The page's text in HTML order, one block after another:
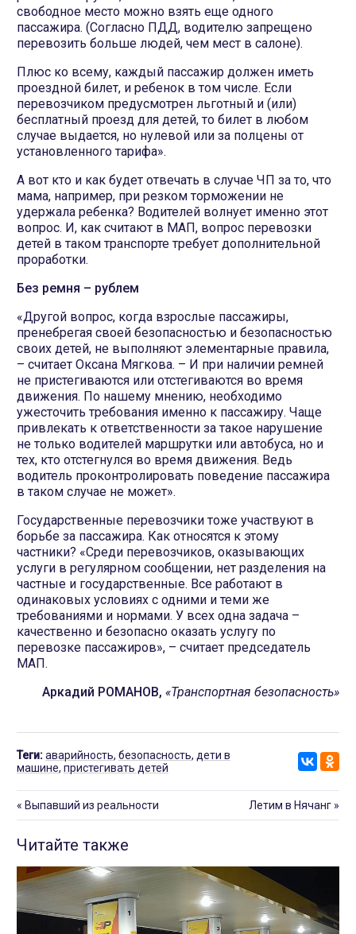
свободное место можно взять еще одного
пассажира. (Согласно ПДД, водителю запрещено
перевозить больше людей, чем мест в салоне).
Плюс ко всему, каждый пассажир должен иметь
проездной билет, и ребенок в том числе. Если
перевозчиком предусмотрен льготный и (или)
бесплатный проезд для детей, то билет в любом
случае выдается, но нулевой или за полцены от
установленного тарифа».
А вот кто и как будет отвечать в случае ЧП за то, что
мама, например, при резком торможении не
удержала ребенка? Водителей волнует именно этот
вопрос. И, как считают в МАП, вопрос перевозки
детей в таком транспорте требует дополнительной
проработки.
Без ремня – рублем
«Другой вопрос, когда взрослые пассажиры,
пренебрегая своей безопасностью и безопасностью
своих детей, не выполняют элементарные правила,
– считает Оксана Мягкова. – И при наличии ремней
не пристегиваются или отстегиваются во время
движения. По нашему мнению, необходимо
ужесточить требования именно к пассажиру. Чаще
привлекать к ответственности за такое нарушение
не только водителей маршрутки или автобуса, но и
тех, кто отстегнулся во время движения. Ведь
водитель проконтролировать поведение пассажира
в таком случае не может».
Государственные перевозчики тоже участвуют в
борьбе за пассажира. Как относятся к этому
частники? «Среди перевозчиков, оказывающих
услуги в регулярном сообщении, нет разделения на
частные и государственные. Все работают в
одинаковых условиях с одними и теми же
требованиями и нормами. У всех одна задача –
качественно и безопасно оказать услугу по
перевозке пассажиров», – считает председатель
МАП.
Аркадий РОМАНОВ, «Транспортная безопасность»
Теги:аварийность, безопасность, дети в
машине, пристегивать детей
« Выпавший из реальности Летим в Нячанг »
Читайте также